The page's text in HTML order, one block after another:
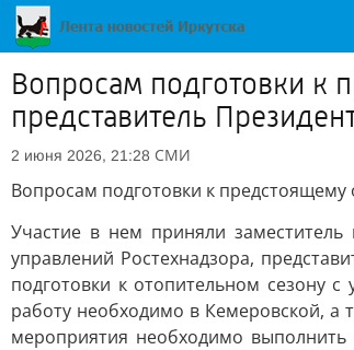
Вопросам подготовки к
представитель
2 июня 2026, 21:28 СМИ
Вопросам подготовки к
Участие в нем приняли заместитель
управлений Ростехнадзора,
подготовки к отопительном сезону
работу необходимо в Кемеровской, а
мероприятия необходимо